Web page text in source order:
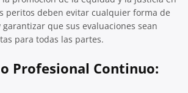
peritos deben evitar cualquier forma de
que sus evaluaciones sean
para todas las partes.
Profesional Continuo: